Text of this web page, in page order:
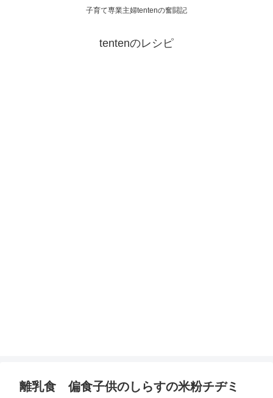
子育て専業主婦tentenの奮闘記
tentenのレシピ
離乳食 偏食子供のしらすの米粉チヂミ